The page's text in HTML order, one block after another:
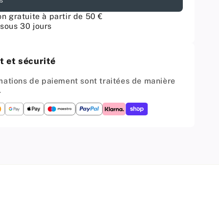
Portes
d&#39;armoire
H:
jusqu&#39;à
2750mm
L:
-
MFC
gratuite à partir de 50 €
30 jours
et sécurité
de paiement sont traitées de manière